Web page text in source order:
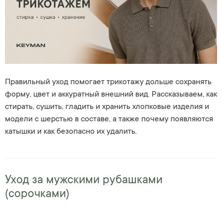
Правильный уход помогает трикотажу дольше сохранять
форму, цвет и аккуратный внешний вид. Рассказываем, как
стирать, сушить, гладить и хранить хлопковые изделия и
модели с шерстью в составе, а также почему появляются
катышки и как безопасно их удалить.
Уход за мужскими рубашками
(сорочками)